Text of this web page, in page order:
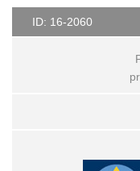
ID: 16-2060